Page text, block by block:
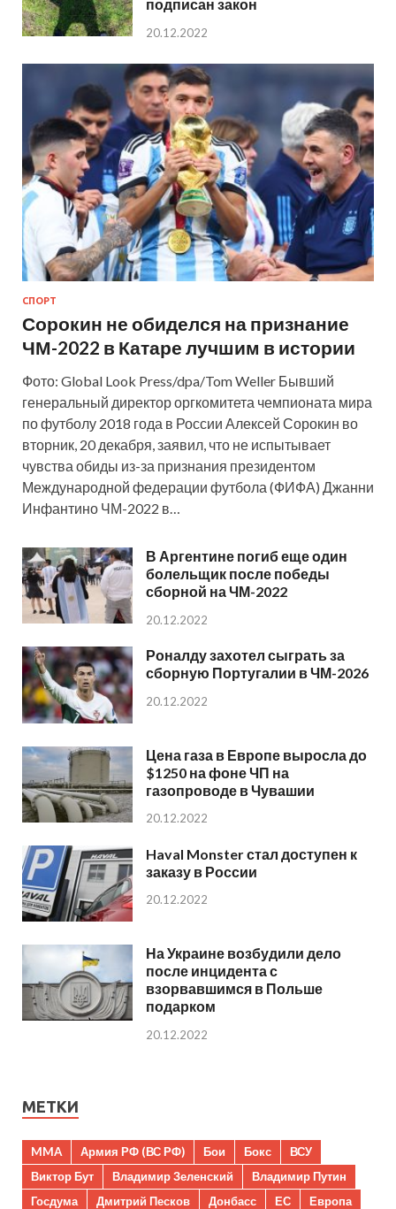
подписан закон
20.12.2022
СПОРТ
Сорокин не обиделся на признание
ЧМ-2022 в Катаре лучшим в истории
Фото: Global Look Press/dpa/Tom Weller Бывший
генеральный директор оргкомитета чемпионата мира
по футболу 2018 года в России Алексей Сорокин во
вторник, 20 декабря, заявил, что не испытывает
чувства обиды из-за признания президентом
Международной федерации футбола (ФИФА) Джанни
Инфантино ЧМ-2022 в…
В Аргентине погиб еще один
болельщик после победы
сборной на ЧМ-2022
20.12.2022
Роналду захотел сыграть за
сборную Португалии в ЧМ-2026
20.12.2022
Цена газа в Европе выросла до
$1250 на фоне ЧП на
газопроводе в Чувашии
20.12.2022
Haval Monster стал доступен к
заказу в России
20.12.2022
На Украине возбудили дело
после инцидента с
взорвавшимся в Польше
подарком
20.12.2022
МЕТКИ
MMA Армия РФ (ВС РФ) Бои Бокс
ВСУ
Виктор Бут
Владимир Зеленский
Владимир Путин
Госдума
Дмитрий Песков Донбасс ЕС
Европа